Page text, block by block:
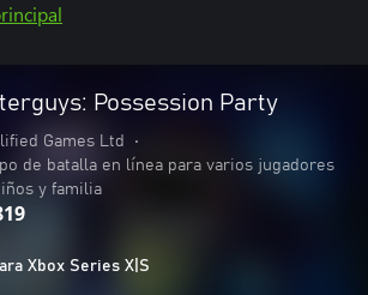
Possession Party
Games Ltd
•
de batalla en línea para varios jugadores
y familia
Xbox Series X|S